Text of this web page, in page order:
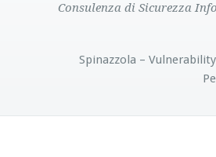
Consulenza di Sicurezza
Spinazzola –